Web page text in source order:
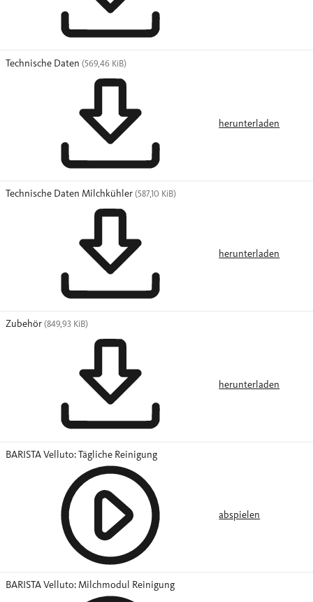
Technische Daten(569,46 KiB)
herunterladen
Technische Daten Milchkühler(587,10 KiB)
herunterladen
Zubehör(849,93 KiB)
herunterladen
BARISTA Velluto: Tägliche Reinigung
abspielen
BARISTA Velluto: Milchmodul Reinigung